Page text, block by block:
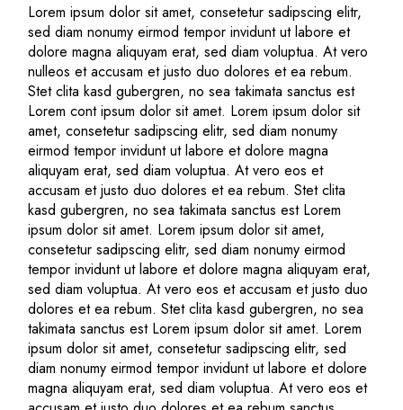
Lorem ipsum dolor sit amet, consetetur sadipscing elitr,
sed diam nonumy eirmod tempor invidunt ut labore et
dolore magna aliquyam erat, sed diam voluptua. At vero
nulleos et accusam et justo duo dolores et ea rebum.
Stet clita kasd gubergren, no sea takimata sanctus est
Lorem cont ipsum dolor sit amet. Lorem ipsum dolor sit
amet, consetetur sadipscing elitr, sed diam nonumy
eirmod tempor invidunt ut labore et dolore magna
aliquyam erat, sed diam voluptua. At vero eos et
accusam et justo duo dolores et ea rebum. Stet clita
kasd gubergren, no sea takimata sanctus est Lorem
ipsum dolor sit amet. Lorem ipsum dolor sit amet,
consetetur sadipscing elitr, sed diam nonumy eirmod
tempor invidunt ut labore et dolore magna aliquyam erat,
sed diam voluptua. At vero eos et accusam et justo duo
dolores et ea rebum. Stet clita kasd gubergren, no sea
takimata sanctus est Lorem ipsum dolor sit amet. Lorem
ipsum dolor sit amet, consetetur sadipscing elitr, sed
diam nonumy eirmod tempor invidunt ut labore et dolore
magna aliquyam erat, sed diam voluptua. At vero eos et